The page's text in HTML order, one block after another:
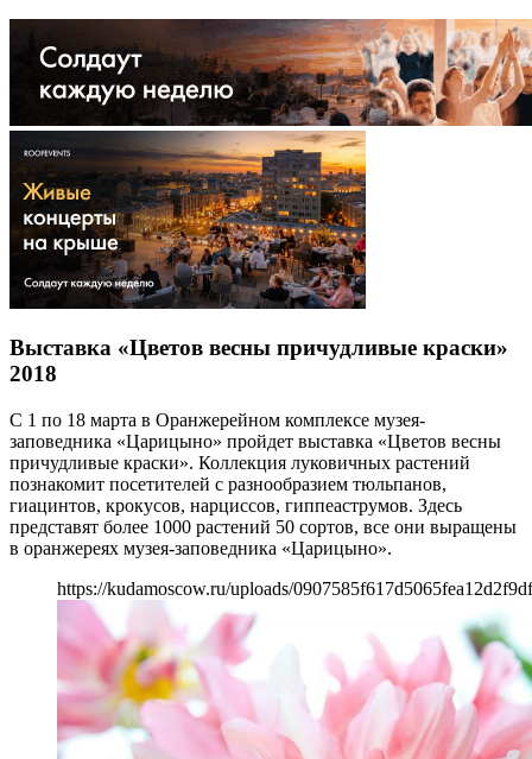
Выставка «Цветов весны причудливые краски»
2018
С 1 по 18 марта в Оранжерейном комплексе музея-
заповедника «Царицыно» пройдет выставка «Цветов весны
причудливые краски». Коллекция луковичных растений
познакомит посетителей с разнообразием тюльпанов,
гиацинтов, крокусов, нарциссов, гиппеаструмов. Здесь
представят более 1000 растений 50 сортов, все они выращены
в оранжереях музея-заповедника «Царицыно».
https://kudamoscow.ru/uploads/